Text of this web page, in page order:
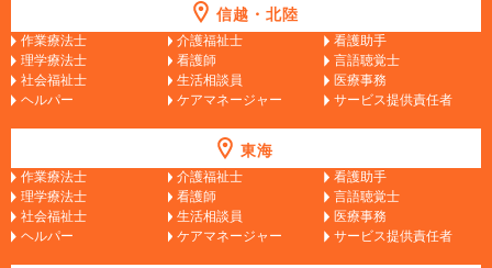
信越・北陸
作業療法士 介護福祉士
看護助手
理学療法士
看護師
言語聴覚士
社会福祉士
生活相談員
医療事務
ヘルパー
ケアマネージャー サービス提供責任者
東海
作業療法士 介護福祉士
看護助手
理学療法士
看護師
言語聴覚士
社会福祉士
生活相談員
医療事務
ヘルパー
ケアマネージャー サービス提供責任者